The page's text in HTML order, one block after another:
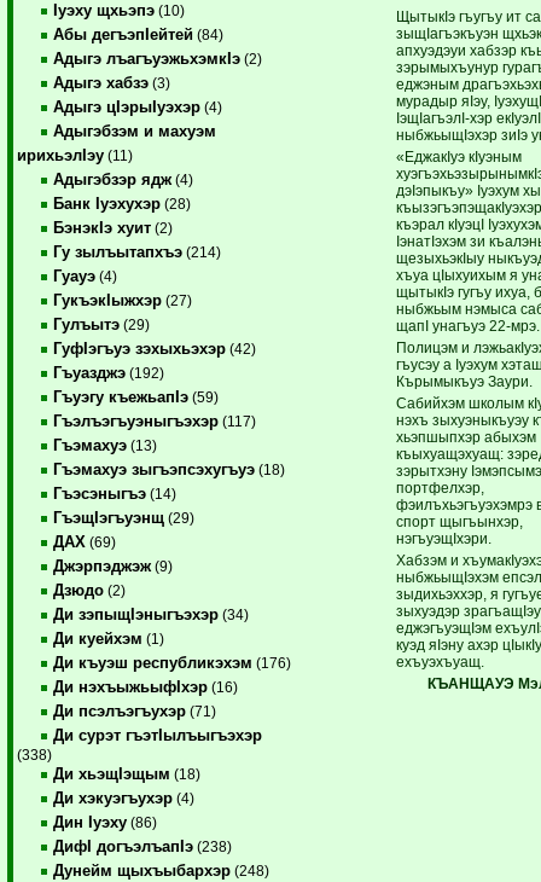
Iуэху щхьэпэ (10)
Абы дегъэпIейтей (84)
Адыгэ лъагъуэжьхэмкIэ (2)
Адыгэ хабзэ (3)
Адыгэ цIэрыIуэхэр (4)
Адыгэбзэм и махуэм
ирихьэлIэу (11)
Адыгэбзэр ядж (4)
Банк Iуэхухэр (28)
БэнэкIэ хуит (2)
Гу зылъытапхъэ (214)
Гуауэ (4)
ГукъэкIыжхэр (27)
Гулъытэ (29)
ГуфIэгъуэ зэхыхьэхэр (42)
Гъуазджэ (192)
Гъуэгу къежьапIэ (59)
Гъэлъэгъуэныгъэхэр (117)
Гъэмахуэ (13)
Гъэмахуэ зыгъэпсэхугъуэ (18)
Гъэсэныгъэ (14)
ГъэщIэгъуэнщ (29)
ДАХ (69)
Джэрпэджэж (9)
Дзюдо (2)
Ди зэпыщIэныгъэхэр (34)
Ди куейхэм (1)
Ди къуэш республикэхэм (176)
Ди нэхъыжьыфIхэр (16)
Ди псэлъэгъухэр (71)
Ди сурэт гъэтIылъыгъэхэр
(338)
Ди хьэщIэщым (18)
Ди хэкуэгъухэр (4)
Дин Iуэху (86)
ДифI догъэлъапIэ (238)
Дунейм щыхъыбархэр (248)
ЩытыкIэ гъугъу ит
зыщIагъэкъуэн
апхуэдэуи хабзэр
зэрымыхъунур
еджэным
мурадыр яIэу,
IэщIагъэлI-хэр
ныбжьыщIэхэр зиIэ
«ЕджакIуэ кIуэным
дэIэпыкъу» Iуэхум
къэрал кIуэцI
IэнатIэхэм зи
щезыхьэкIыу
хъуа цIыхуихым я
щытыкIэ гугъу ихуа,
ныбжьым нэмыса
щапI унагъуэ 22-мрэ.
Полицэм и
гъусэу а Iуэхум
Кърымыкъуэ Заури.
Сабийхэм школым
нэхъ зыхуэныкъуэу
хьэпшыпхэр абыхэм
къыхуащэхуащ:
зэрытхэну
портфелхэр,
фэилъхьэгъуэхэмрэ
спорт щыгъынхэр,
нэгъуэщIхэри.
Хабзэм и
ныбжьыщIэхэм
зыдихьэххэр, я
зыхуэдэр
еджэгъуэщIэм
куэд яIэну ахэр
ехъуэхъуащ.
КЪАНЩАУЭ